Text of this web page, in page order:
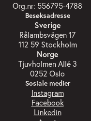
Org.nr: 556795-4788
Besøksadresse
Sverige
Rålambsvägen 17
112 59 Stockholm
Norge
Tjuvholmen Allé 3
0252 Oslo
Sosiale medier
Instagram
Facebook
Linkedin